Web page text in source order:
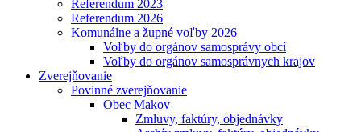
Referendum 2023
Referendum 2026
Komunálne a župné voľby 2026
Voľby do orgánov samosprávy obcí
Voľby do orgánov samosprávnych krajov
Zverejňovanie
Povinné zverejňovanie
Obec Makov
Zmluvy, faktúry, objednávky